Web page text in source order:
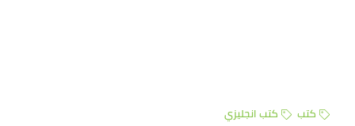
كتب كتب انجليزي